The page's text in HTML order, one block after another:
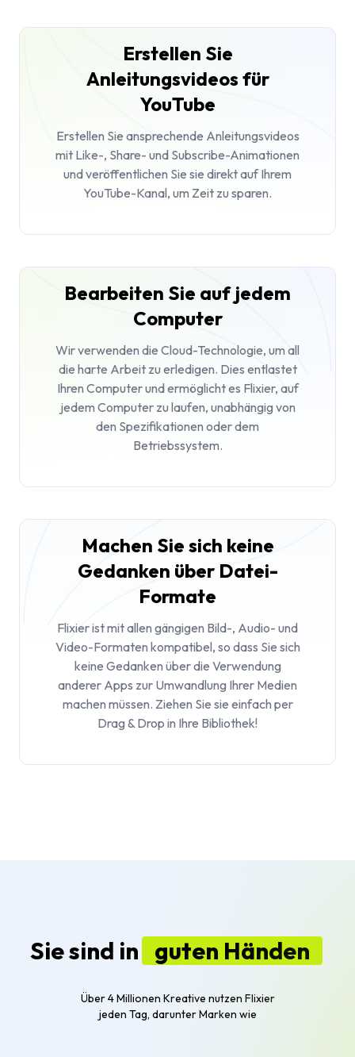
Erstellen Sie
Anleitungsvideos für
YouTube
Erstellen Sie ansprechende Anleitungsvideos
mit Like-, Share- und Subscribe-Animationen
und veröffentlichen Sie sie direkt auf Ihrem
YouTube-Kanal, um Zeit zu sparen.
Bearbeiten Sie auf jedem
Computer
Wir verwenden die Cloud-Technologie, um all
die harte Arbeit zu erledigen. Dies entlastet
Ihren Computer und ermöglicht es Flixier, auf
jedem Computer zu laufen, unabhängig von
den Spezifikationen oder dem
Betriebssystem.
Machen Sie sich keine
Gedanken über Datei-
Formate
Flixier ist mit allen gängigen Bild-, Audio- und
Video-Formaten kompatibel, so dass Sie sich
keine Gedanken über die Verwendung
anderer Apps zur Umwandlung Ihrer Medien
machen müssen. Ziehen Sie sie einfach per
Drag & Drop in Ihre Bibliothek!
Sie sind in guten Händen
Über 4 Millionen Kreative nutzen Flixier
jeden Tag, darunter Marken wie